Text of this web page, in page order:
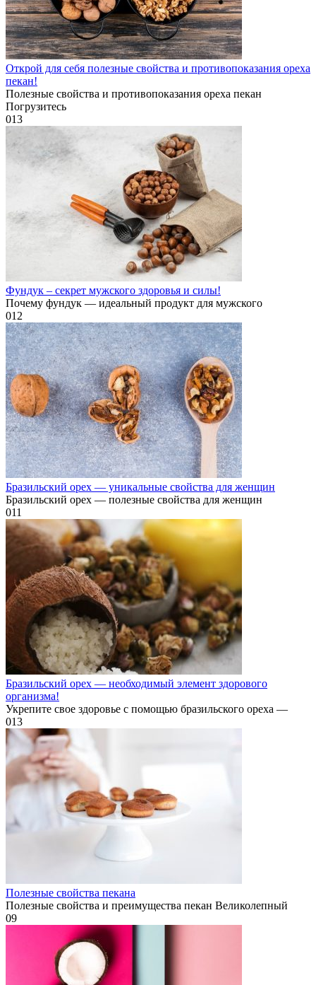
Открой для себя полезные свойства и противопоказания ореха
пекан!
Полезные свойства и противопоказания ореха пекан
Погрузитесь
013
Фундук – секрет мужского здоровья и силы!
Почему фундук — идеальный продукт для мужского
012
Бразильский орех — уникальные свойства для женщин
Бразильский орех — полезные свойства для женщин
011
Бразильский орех — необходимый элемент здорового
организма!
Укрепите свое здоровье с помощью бразильского ореха —
013
Полезные свойства пекана
Полезные свойства и преимущества пекан Великолепный
09